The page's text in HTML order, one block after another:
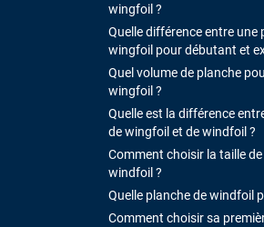
wingfoil ?
Quelle différence entre une
wingfoil pour débutant et
Quel volume de planche
wingfoil ?
Quelle est la différence
de wingfoil et de windfoil ?
Comment choisir la taille
windfoil ?
Quelle planche de windfoil
Comment choisir sa